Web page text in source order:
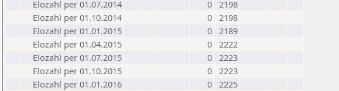
Elozahl per 01.07.2014
0 2198
Elozahl per 01.10.2014
0 2198
Elozahl per 01.01.2015
0 2189
Elozahl per 01.04.2015
0 2222
Elozahl per 01.07.2015
0 2223
Elozahl per 01.10.2015
0 2223
Elozahl per 01.01.2016
0 2225